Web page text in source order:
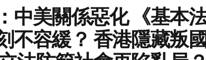
中美關係惡化 《基本
不容緩？ 香港隱藏叛